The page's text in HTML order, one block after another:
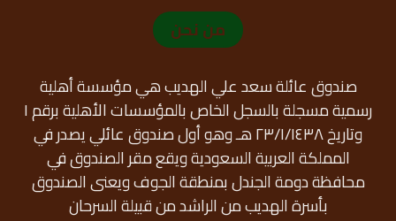
من نحن
صندوق عائلة سعد علي الهديب هي مؤسسة أهلية
رسمية مسجلة بالسجل الخاص بالمؤسسات الأهلية برقم ١
وتاريخ ٢٣/١/١٤٣٨ هـ وهو أول صندوق عائلي يصدر في
المملكة العربية السعودية ويقع مقر الصندوق في
محافظة دومة الجندل بمنطقة الجوف ويعنى الصندوق
بأسرة الهديب من الراشد من قبيلة السرحان